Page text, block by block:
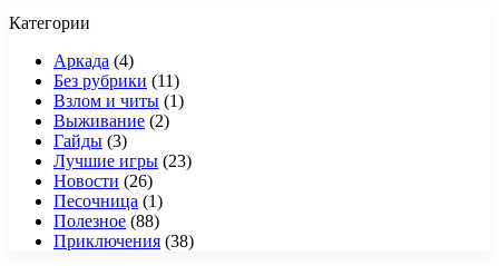
Категории
Аркада (4)
Без рубрики (11)
Взлом и читы (1)
Выживание (2)
Гайды (3)
Лучшие игры (23)
Новости (26)
Песочница (1)
Полезное (88)
Приключения (38)